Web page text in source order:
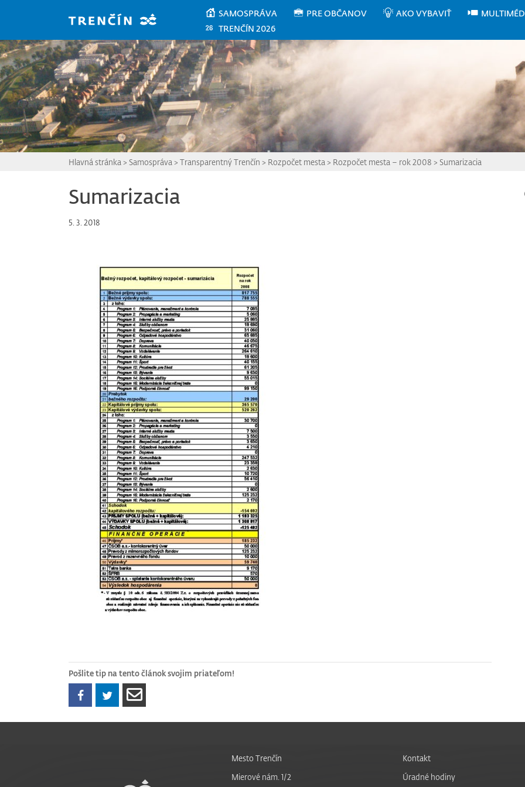
SAMOSPRÁVA PRE OBČANOV AKO VYBAVIŤ
TRENČÍN 2026
Hlavná stránka > Samospráva > Transparentný Trenčín > Rozpočet mesta > Rozpočet mesta – rok 2008 > Sumarizacia
Sumarizacia
5. 3. 2018
Pošlite tip na tento článok svojim priateľom!
Mesto Trenčín
Mierové nám. 1/2
Kontakt
Úradné hodiny